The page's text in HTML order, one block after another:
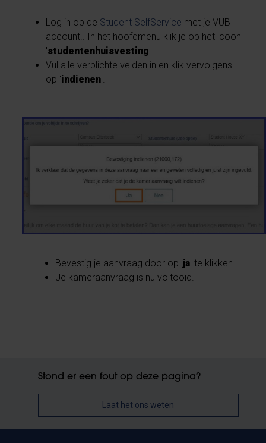
Log in op de Student SelfService met je VUB
account.. In het hoofdmenu klik je op het icoon
'studentenhuisvesting'.
Vul alle verplichte velden in en klik vervolgens
op 'indienen'.
Bevestig je aanvraag door op 'ja' te klikken.
Je kameraanvraag is nu voltooid.
Stond er een fout op deze pagina?
Laat het ons weten